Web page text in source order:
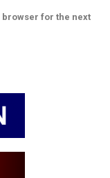
browser for the next